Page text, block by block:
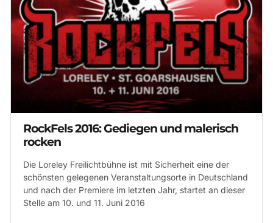
RockFels 2016: Gediegen und malerisch
rocken
Die Loreley Freilichtbühne ist mit Sicherheit eine der
schönsten gelegenen Veranstaltungsorte in Deutschland
und nach der Premiere im letzten Jahr, startet an dieser
Stelle am 10. und 11. Juni 2016